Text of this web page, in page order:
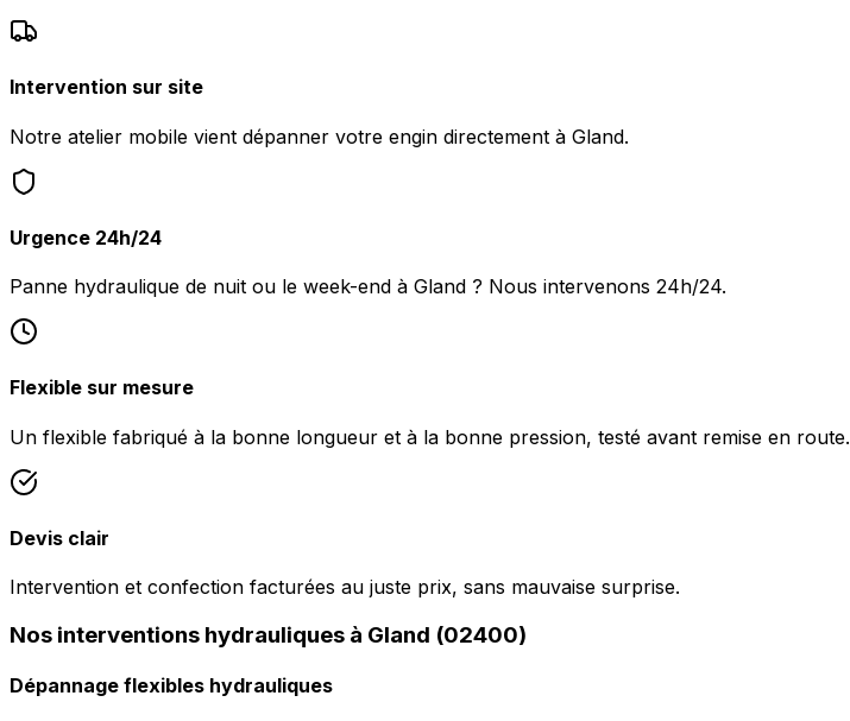
Intervention sur site
Notre atelier mobile vient dépanner votre engin directement à Gland.
Urgence 24h/24
Panne hydraulique de nuit ou le week-end à Gland ? Nous intervenons 24h/24.
Flexible sur mesure
Un flexible fabriqué à la bonne longueur et à la bonne pression, testé avant remise en route.
Devis clair
Intervention et confection facturées au juste prix, sans mauvaise surprise.
Nos interventions hydrauliques à Gland (02400)
Dépannage flexibles hydrauliques